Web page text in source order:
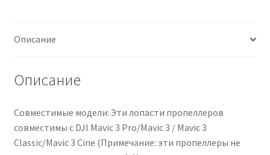
Mavic
Mavic
Pro
/
Mavic
Описание
Описание
Совместимые модели: Эти лопасти пропеллеров
совместимы с DJI Mavic 3 Pro/Mavic 3 / Mavic 3
Classic/Mavic 3 Cine (Примечание: эти пропеллеры не